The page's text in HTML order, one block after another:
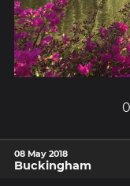
0
08 May 2018
Buckingham